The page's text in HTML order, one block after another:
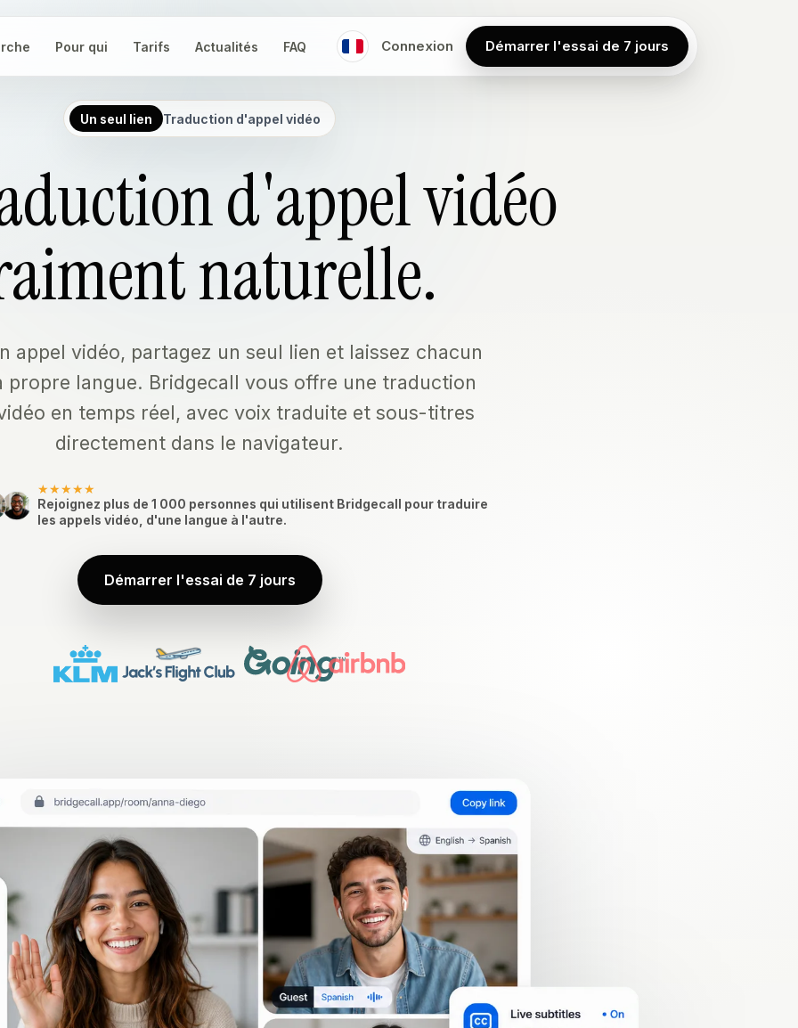
Pour qui Tarifs Actualités FAQ Connexion Démarrer l'essai de 7 jours
Un seul lien Traduction d'appel vidéo
d'appel vidéo
naturelle.
appel vidéo, partagez un seul lien et laissez chacun
propre langue. Bridgecall vous offre une traduction
en temps réel, avec voix traduite et sous-titres
directement dans le navigateur.
★★★★★
Rejoignez plus de 1 000 personnes qui utilisent Bridgecall pour traduire
les appels vidéo, d'une langue à l'autre.
Démarrer l'essai de 7 jours